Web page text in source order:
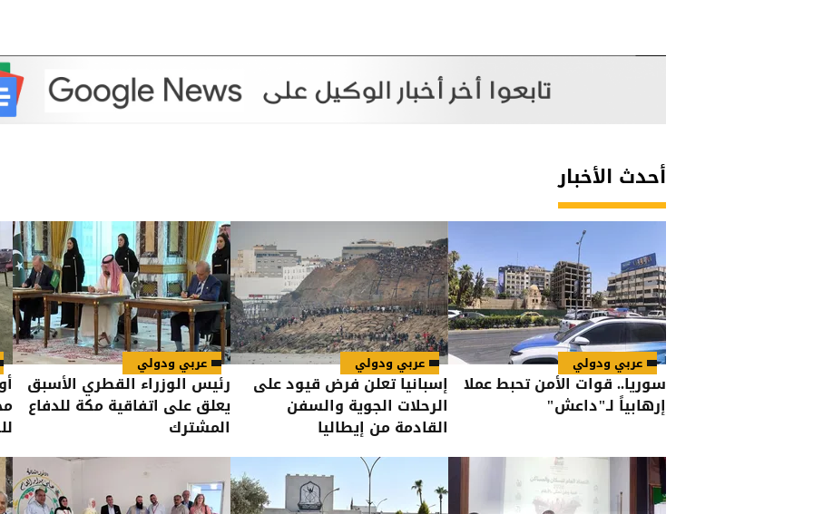
أحدث الأخبار
عربي ودولي
سوريا.. قوات الأمن تحبط عملا
إرهابياً لـ"داعش"
عربي ودولي
إسبانيا تعلن فرض قيود على
الرحلات الجوية والسفن
القادمة من إيطاليا
عربي ودولي
رئيس الوزراء القطري الأسبق
يعلق على اتفاقية مكة للدفاع
المشترك